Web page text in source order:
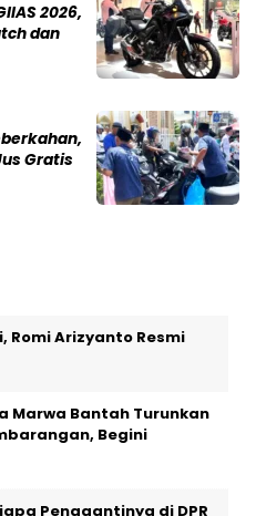
2026,
dan
Gratis
Romi Arizyanto Resmi
Marwa Bantah Turunkan
Begini
Penggantinya di DPR